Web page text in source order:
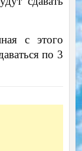
с этого
по 3